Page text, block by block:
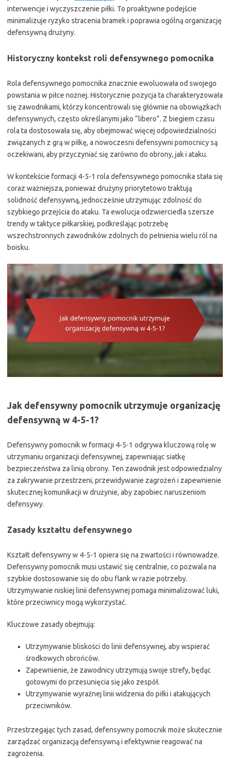
interwencje i wyczyszczenie piłki. To proaktywne podejście
minimalizuje ryzyko stracenia bramek i poprawia ogólną organizację
defensywną drużyny.
Historyczny kontekst roli defensywnego pomocnika
Rola defensywnego pomocnika znacznie ewoluowała od swojego
powstania w piłce nożnej. Historycznie pozycja ta charakteryzowała
się zawodnikami, którzy koncentrowali się głównie na obowiązkach
defensywnych, często określanymi jako “libero”. Z biegiem czasu
rola ta dostosowała się, aby obejmować więcej odpowiedzialności
związanych z grą w piłkę, a nowoczesni defensywni pomocnicy są
oczekiwani, aby przyczyniać się zarówno do obrony, jak i ataku.
W kontekście formacji 4-5-1 rola defensywnego pomocnika stała się
coraz ważniejsza, ponieważ drużyny priorytetowo traktują
solidność defensywną, jednocześnie utrzymując zdolność do
szybkiego przejścia do ataku. Ta ewolucja odzwierciedla szersze
trendy w taktyce piłkarskiej, podkreślając potrzebę
wszechstronnych zawodników zdolnych do pełnienia wielu ról na
boisku.
Jak defensywny pomocnik utrzymuje organizację
defensywną w 4-5-1?
Defensywny pomocnik w formacji 4-5-1 odgrywa kluczową rolę w
utrzymaniu organizacji defensywnej, zapewniając siatkę
bezpieczeństwa za linią obrony. Ten zawodnik jest odpowiedzialny
za zakrywanie przestrzeni, przewidywanie zagrożeń i zapewnienie
skutecznej komunikacji w drużynie, aby zapobiec naruszeniom
defensywy.
Zasady kształtu defensywnego
Kształt defensywny w 4-5-1 opiera się na zwartości i równowadze.
Defensywny pomocnik musi ustawić się centralnie, co pozwala na
szybkie dostosowanie się do obu flank w razie potrzeby.
Utrzymywanie niskiej linii defensywnej pomaga minimalizować luki,
które przeciwnicy mogą wykorzystać.
Kluczowe zasady obejmują:
Utrzymywanie bliskości do linii defensywnej, aby wspierać
środkowych obrońców.
Zapewnienie, że zawodnicy utrzymują swoje strefy, będąc
gotowymi do przesunięcia się jako zespół.
Utrzymywanie wyraźnej linii widzenia do piłki i atakujących
przeciwników.
Przestrzegając tych zasad, defensywny pomocnik może skutecznie
zarządzać organizacją defensywną i efektywnie reagować na
zagrożenia.